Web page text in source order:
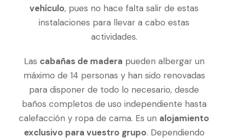
vehículo, pues no hace falta salir de estas
instalaciones para llevar a cabo estas
actividades.
Las cabañas de madera pueden albergar un
máximo de 14 personas y han sido renovadas
para disponer de todo lo necesario, desde
baños completos de uso independiente hasta
calefacción y ropa de cama. Es un alojamiento
exclusivo para vuestro grupo. Dependiendo